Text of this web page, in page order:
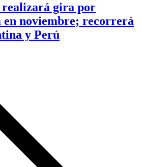
gira por
noviembre; recorrerá
y Perú